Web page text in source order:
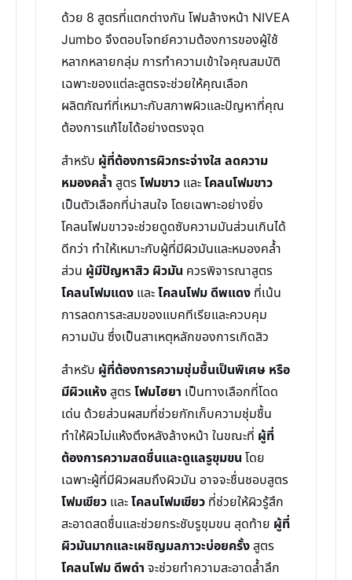
ด้วย 8 สูตรที่แตกต่างกัน โฟมล้างหน้า NIVEA
Jumbo จึงตอบโจทย์ความต้องการของผู้ใช้
หลากหลายกลุ่ม การทำความเข้าใจคุณสมบัติ
เฉพาะของแต่ละสูตรจะช่วยให้คุณเลือก
ผลิตภัณฑ์ที่เหมาะกับสภาพผิวและปัญหาที่คุณ
ต้องการแก้ไขได้อย่างตรงจุด
สำหรับ ผู้ที่ต้องการผิวกระจ่างใส ลดความ
หมองคล้ำ สูตรโฟมขาว และโคลนโฟมขาว
เป็นตัวเลือกที่น่าสนใจ โดยเฉพาะอย่างยิ่ง
โคลนโฟมขาวจะช่วยดูดซับความมันส่วนเกินได้
ดีกว่า ทำให้เหมาะกับผู้ที่มีผิวมันและหมองคล้ำ
ส่วน ผู้มีปัญหาสิว ผิวมัน ควรพิจารณาสูตร
โคลนโฟมแดง และโคลนโฟม ดีพแดง ที่เน้น
การลดการสะสมของแบคทีเรียและควบคุม
ความมัน ซึ่งเป็นสาเหตุหลักของการเกิดสิว
สำหรับ ผู้ที่ต้องการความชุ่มชื้นเป็นพิเศษ หรือ
มีผิวแห้งสูตรโฟมไฮยา เป็นทางเลือกที่โดด
เด่น ด้วยส่วนผสมที่ช่วยกักเก็บความชุ่มชื้น
ทำให้ผิวไม่แห้งตึงหลังล้างหน้า ในขณะที่ ผู้ที่
ต้องการความสดชื่นและดูแลรูขุมขน โดย
เฉพาะผู้ที่มีผิวผสมถึงผิวมัน อาจจะชื่นชอบสูตร
โฟมเขียว และโคลนโฟมเขียว ที่ช่วยให้ผิวรู้สึก
สะอาดสดชื่นและช่วยกระชับรูขุมขน สุดท้าย ผู้ที่
ผิวมันมากและเผชิญมลภาวะบ่อยครั้งสูตร
โคลนโฟม ดีพดำ จะช่วยทำความสะอาดล้ำลึก